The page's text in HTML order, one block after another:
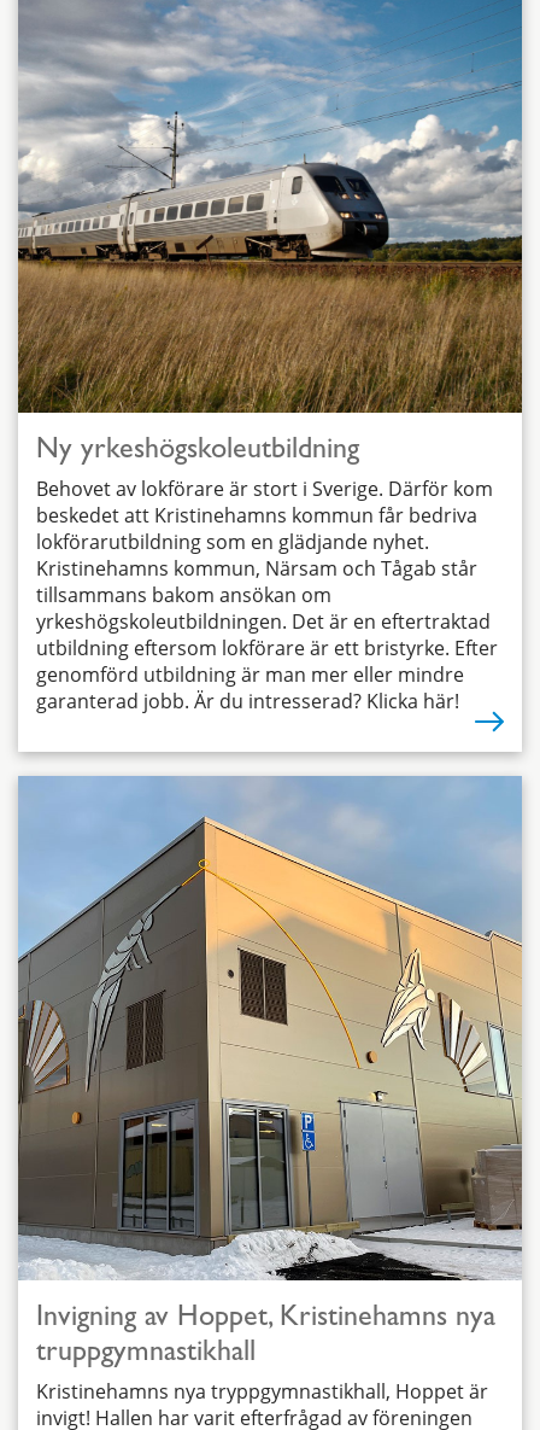
Ny yrkeshögskoleutbildning
Behovet av lokförare är stort i Sverige. Därför kom
beskedet att Kristinehamns kommun får bedriva
lokförarutbildning som en glädjande nyhet.
Kristinehamns kommun, Närsam och Tågab står
tillsammans bakom ansökan om
yrkeshögskoleutbildningen. Det är en eftertraktad
utbildning eftersom lokförare är ett bristyrke. Efter
genomförd utbildning är man mer eller mindre
garanterad jobb. Är du intresserad? Klicka här!
Invigning av Hoppet, Kristinehamns nya
truppgymnastikhall
Kristinehamns nya tryppgymnastikhall, Hoppet är
invigt! Hallen har varit efterfrågad av föreningen